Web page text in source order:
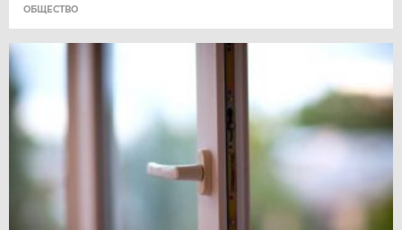
ОБЩЕСТВО